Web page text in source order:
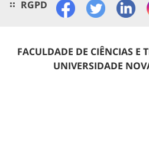
RGPD
FACULDADE DE CIÊNCIAS E
UNIVERSIDADE